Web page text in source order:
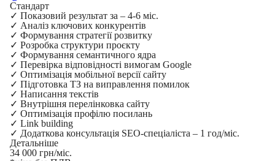
Стандарт
✓ Показовий результат за – 4-6 міс.
✓ Аналіз ключових конкурентів
✓ Формування стратегії розвитку
✓ Розробка структури проєкту
✓ Формування семантичного ядра
✓ Перевірка відповідності вимогам Google
✓ Оптимізація мобільної версії сайту
✓ Підготовка ТЗ на виправлення помилок
✓ Написання текстів
✓ Внутрішня перелінковка сайту
✓ Оптимізація профілю посилань
✓ Link building
✓ Додаткова консультація SEO-спеціаліста – 1 год/міс.
Детальніше
34 000 грн/міс.